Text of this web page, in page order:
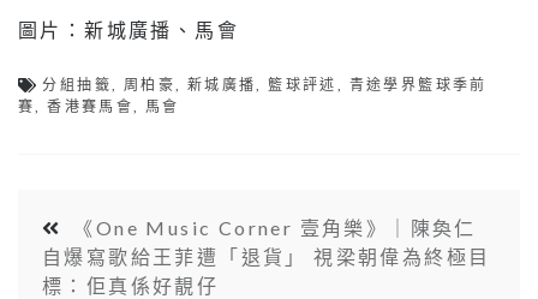
圖片：新城廣播、馬會
分組抽籤, 周柏豪, 新城廣播,籃球評述 , 青途學界籃球季前
賽,香港賽馬會, 馬會
《One Music Corner 壹角樂》｜陳奐仁
自爆寫歌給王菲遭「退貨」 視梁朝偉為終極目
標：佢真係好靚仔